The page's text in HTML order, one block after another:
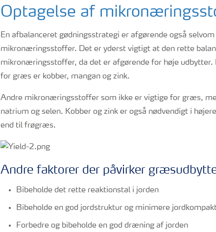
Optagelse af
En afbalanceret gødningsstrategi er afgørende også
mikronæringsstoffer. Det er yderst vigtigt at den rette
mikronæringsstoffer, da det er afgørende for høje
for græs er kobber, mangan og zink.
Andre mikronæringsstoffer som ikke er vigtige for græs,
natrium og selen. Kobber og zink er også nødvendigt i
end til frøgræs.
Andre faktorer der påvirker
Bibeholde det rette reaktionstal i jorden
Bibeholde en god jordstruktur og minimere
Forbedre og bibeholde en god dræning af jorden